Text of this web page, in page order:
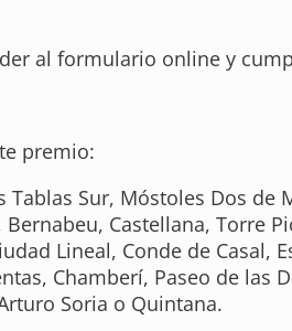
al formulario online y
premio:
Sur, Móstoles Dos de
Castellana, Torre
Lineal, Conde de Casal,
Chamberí, Paseo de las
Soria o Quintana.